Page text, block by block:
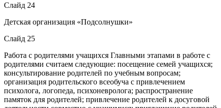
Слайд 24
Детская организация «Подсолнушки»
Слайд 25
Работа с родителями учащихся Главными этапами в работе с
родителями считаем следующие: посещение семей учащихся;
консультирование родителей по учебным вопросам;
организация родительского всеобуча с привлечением
психолога, логопеда, психоневролога; распространение
памяток для родителей; привлечение родителей к досуговой